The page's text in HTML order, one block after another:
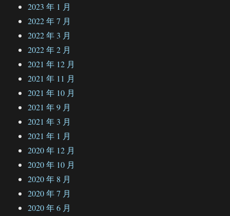
2023 年 1 月
2022 年 7 月
2022 年 3 月
2022 年 2 月
2021 年 12 月
2021 年 11 月
2021 年 10 月
2021 年 9 月
2021 年 3 月
2021 年 1 月
2020 年 12 月
2020 年 10 月
2020 年 8 月
2020 年 7 月
2020 年 6 月